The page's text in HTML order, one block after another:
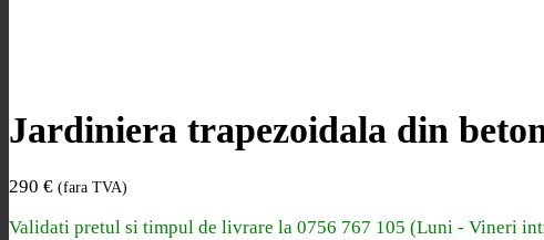
Jardiniera trapezoidala din
290 € (fara TVA)
Validati pretul si timpul de livrare la 0756 767 105 (Luni - Vineri